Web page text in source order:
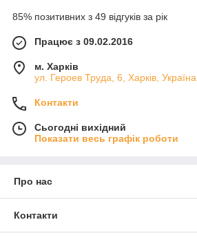
85% позитивних з 49 відгуків за рік
Працює з 09.02.2016
м. Харків
ул. Героев Труда, 6, Харків, Україна
Контакти
Сьогодні вихідний
Показати весь графік роботи
Про нас
Контакти